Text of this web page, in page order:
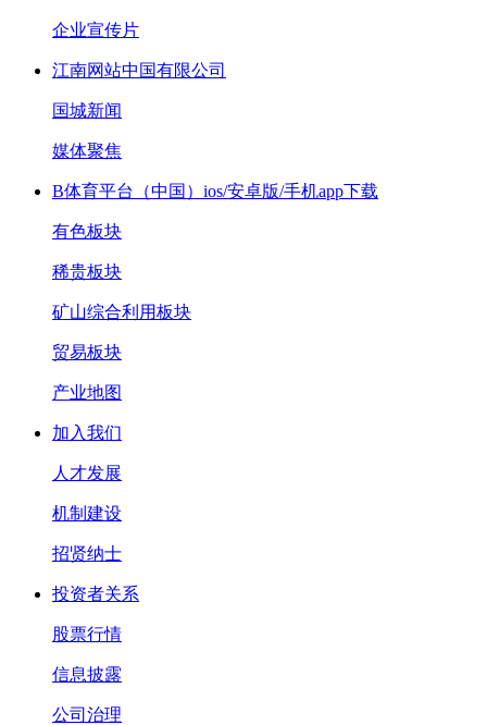
企业宣传片
江南网站中国有限公司
国城新闻
媒体聚焦
B体育平台（中国）ios/安卓版/手机app下载
有色板块
稀贵板块
矿山综合利用板块
贸易板块
产业地图
加入我们
人才发展
机制建设
招贤纳士
投资者关系
股票行情
信息披露
公司治理